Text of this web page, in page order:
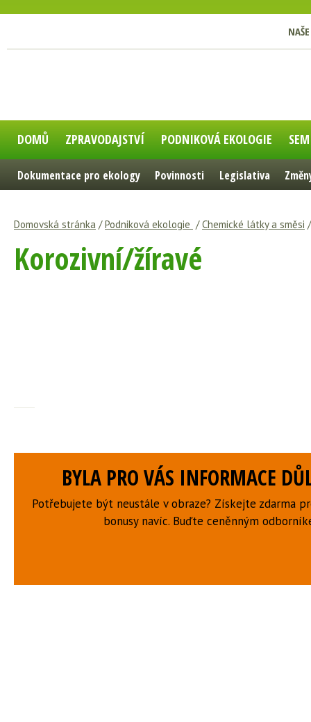
DOMŮ ZPRAVODAJSTVÍ PODNIKOVÁ EKOLOGIE
Dokumentace pro ekology Povinnosti Legislativa
Domovská stránka /Podniková ekologie /Chemické látky a směsi
Korozivní/žíravé
BYLA PRO VÁS INFORMACE
Potřebujete být neustále v obraze? Získejte zdarma
bonusy navíc. Buďte ceněnným